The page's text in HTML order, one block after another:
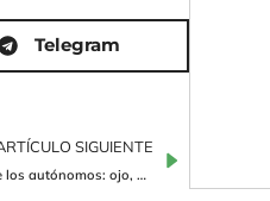
Telegram
SIGUIENTE
Así es la nueva fórmula para el cálculo de la pensión de los autónomos: ojo, podrías cobrar menos